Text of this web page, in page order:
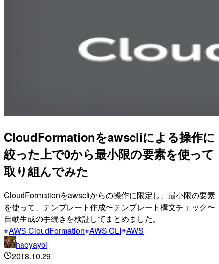
CloudFormationをawscliによる操作に
絞った上で0から最小限の要素を使って
取り組んでみた
CloudFormationをawscliからの操作に限定し、最小限の要素
を使って、テンプレート作成〜テンプレート構文チェック〜
自動生成の手続きを検証してまとめました。
AWS CloudFormation AWS CLI AWS
haoyayoi
2018.10.29